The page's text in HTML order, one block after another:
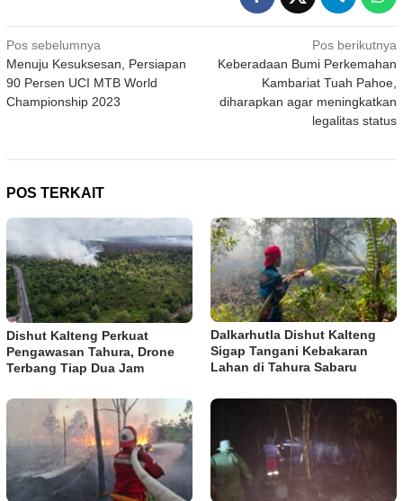
Navigasi
pos
Pos sebelumnya
Menuju Kesuksesan, Persiapan
90 Persen UCI MTB World
Championship 2023
Pos berikutnya
Keberadaan Bumi Perkemahan
Kambariat Tuah Pahoe,
diharapkan agar meningkatkan
legalitas status
POS TERKAIT
Dishut Kalteng Perkuat
Pengawasan Tahura, Drone
Terbang Tiap Dua Jam
Dalkarhutla Dishut Kalteng
Sigap Tangani Kebakaran
Lahan di Tahura Sabaru